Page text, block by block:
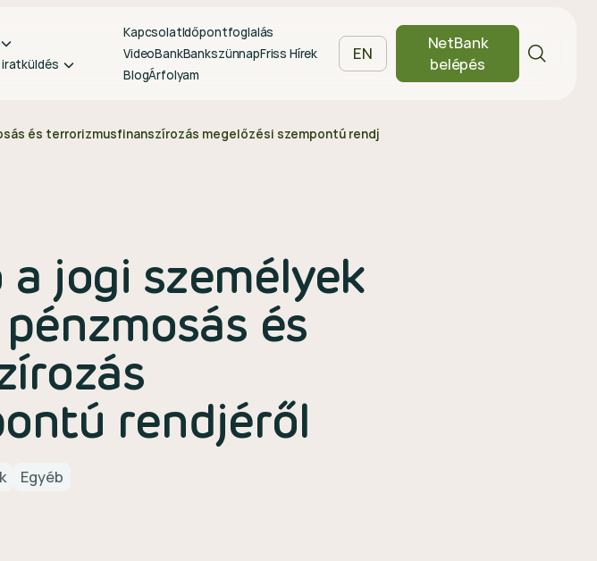
iratküldés
KapcsolatIdőpontfoglalás
VideoBankBankszünnapFriss Hírek
BlogÁrfolyam
EN
NetBank
belépés
és terrorizmusfinanszírozás megelőzési szempontú rendjéről
jogi személyek
és
rendjéről
Egyéb